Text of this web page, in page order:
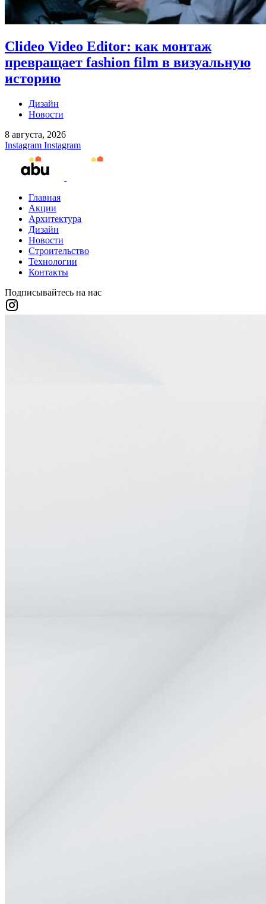
Clideo Video Editor: как монтаж
превращает fashion film в визуальную
историю
Дизайн
Новости
8 августа, 2026
Instagram Instagram
Главная
Акции
Архитектура
Дизайн
Новости
Строительство
Технологии
Контакты
Подписывайтесь на нас